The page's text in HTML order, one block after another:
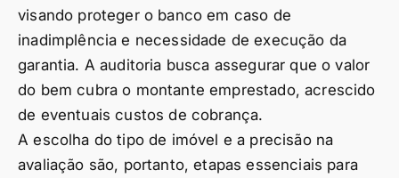
visando proteger o banco em caso de
inadimplência e necessidade de execução da
garantia. A auditoria busca assegurar que o valor
do bem cubra o montante emprestado, acrescido
de eventuais custos de cobrança.
A escolha do tipo de imóvel e a precisão na
avaliação são, portanto, etapas essenciais para